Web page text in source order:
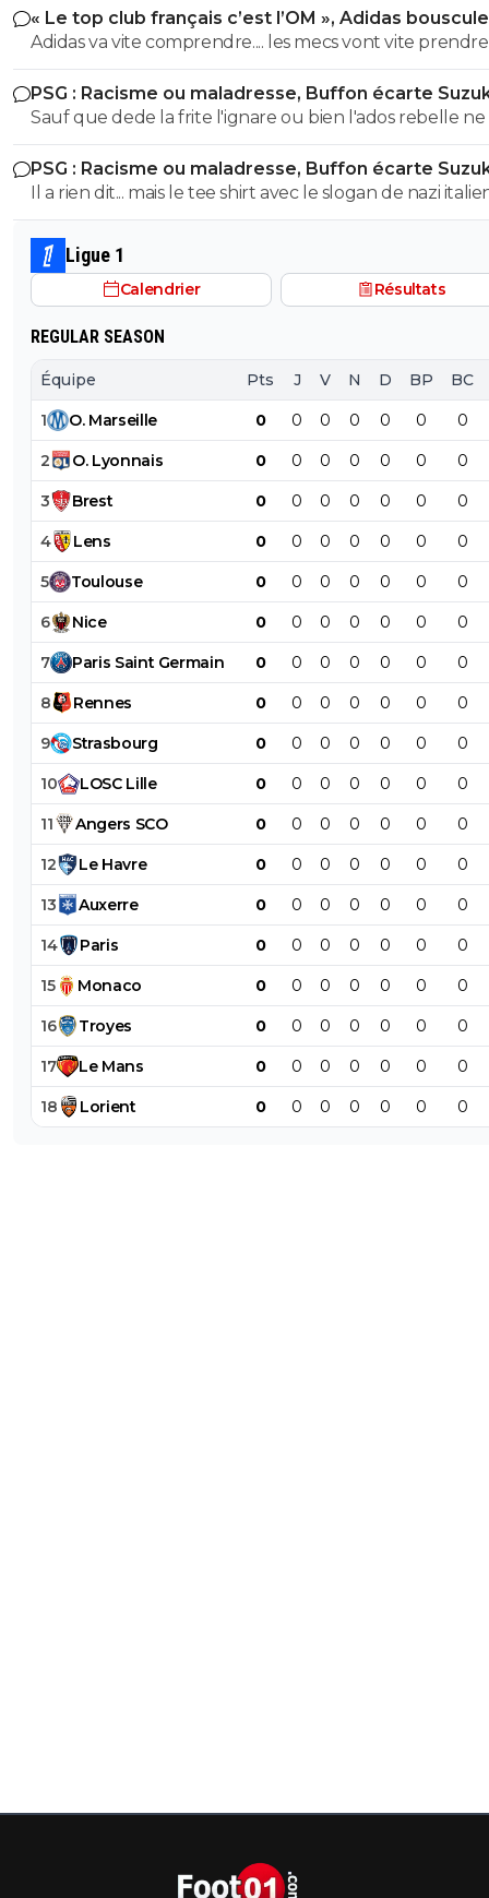
« Le top club français c’est l’OM », Adidas
PSG
Adidas va vite comprendre.... les mecs vont vite
jambes à leur cou lorsqu'ils vont s'apercevoir du club
clowns qu'est l'Olympique de Marseille. ^^
PSG : Racisme ou maladresse, Buffon écarte
Sauf que dede la frite l'ignare ou bien l'ados rebelle ne
pas que buffon portait un tee shirt scandaleux en
vue quil etait pas née ou alors complètement
débile de surcroît
PSG : Racisme ou maladresse, Buffon écarte
Il a rien dit... mais le tee shirt avec le slogan de nazi
44 + du coup son numéro 88+ maintenant sa sorti sur
qui bien quil n'ait rien dit est quand meme douteuse
commence a faire beaucoup.. alors sûrement que ta
tete vide n'as pas remarqué toutes ces nuances..
que les autre sont binaire... t'es vraiment une sacrée
Ligue 1
Calendrier Résultats
REGULAR SEASON
Équipe Pts J V N D BP BC
1 O. Marseille 0 0 0 0 0 0 0
2 O. Lyonnais 0 0 0 0 0 0 0
3 Brest 0 0 0 0 0 0 0
4 Lens 0 0 0 0 0 0 0
5 Toulouse 0 0 0 0 0 0 0
6 Nice 0 0 0 0 0 0 0
7 Paris Saint Germain 0 0 0 0 0 0 0
8 Rennes 0 0 0 0 0 0 0
9 Strasbourg 0 0 0 0 0 0 0
10 LOSC Lille 0 0 0 0 0 0 0
11 Angers SCO 0 0 0 0 0 0 0
12 Le Havre 0 0 0 0 0 0 0
13 Auxerre 0 0 0 0 0 0 0
14 Paris 0 0 0 0 0 0 0
15 Monaco 0 0 0 0 0 0 0
16 Troyes 0 0 0 0 0 0 0
17 Le Mans 0 0 0 0 0 0 0
18 Lorient 0 0 0 0 0 0 0